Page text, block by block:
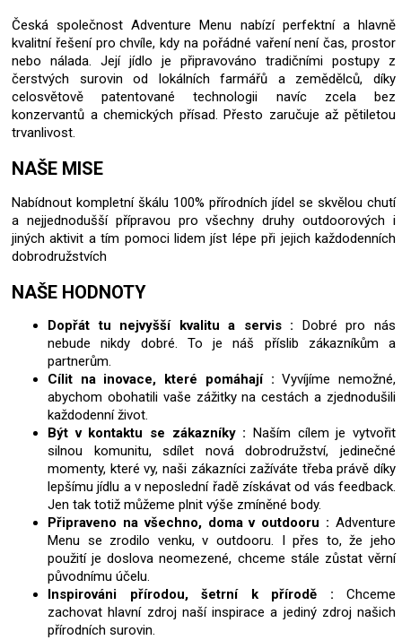
Česká společnost Adventure Menu nabízí perfektní a hlavně
kvalitní řešení pro chvíle, kdy na pořádné vaření není čas, prostor
nebo nálada. Její jídlo je připravováno tradičními postupy z
čerstvých surovin od lokálních farmářů a zemědělců, díky
celosvětově patentované technologii navíc zcela bez
konzervantů a chemických přísad. Přesto zaručuje až pětiletou
trvanlivost.
NAŠE MISE
Nabídnout kompletní škálu 100% přírodních jídel se skvělou chutí
a nejjednodušší přípravou pro všechny druhy outdoorových i
jiných aktivit a tím pomoci lidem jíst lépe při jejich každodenních
dobrodružstvích
NAŠE HODNOTY
Dopřát tu nejvyšší kvalitu a servis :
Dobré pro nás
nebude nikdy dobré. To je náš příslib zákazníkům a
partnerům.
Cílit na inovace, které pomáhají :Vyvíjíme nemožné,
abychom obohatili vaše zážitky na cestách a zjednodušili
každodenní život.
Být v kontaktu se zákazníky :
Naším cílem je vytvořit
silnou komunitu, sdílet nová dobrodružství, jedinečné
momenty, které vy, naši zákazníci zažíváte třeba právě díky
lepšímu jídlu a v neposlední řadě získávat od vás feedback.
Jen tak totiž můžeme plnit výše zmíněné body.
Připraveno na všechno, doma v outdooru : Adventure
Menu se zrodilo venku, v outdooru. I přes to, že jeho
použití je doslova neomezené, chceme stále zůstat věrní
původnímu účelu.
Inspirováni přírodou, šetrní k přírodě : Chceme
zachovat hlavní zdroj naší inspirace a jediný zdroj našich
přírodních surovin.